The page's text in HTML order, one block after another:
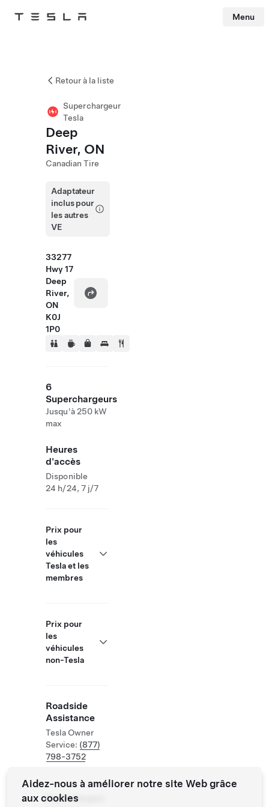
Tesla Menu
Retour à la liste
Superchargeur
Tesla
Deep
River, ON
Canadian Tire
Adaptateur
inclus pour
les autres
VE
33277
Hwy 17
Deep
River,
ON
K0J
1P0
6
Superchargeurs
Jusqu'à 250 kW
max
Heures
d'accès
Disponible
24 h/24, 7 j/7
Prix pour
les
véhicules
Tesla et les
membres
Prix pour
les
véhicules
non-Tesla
Roadside
Assistance
Tesla Owner
Service: (877)
798-3752
Superchargeur
Aidez-nous à améliorer notre site Web grâce
aux cookies